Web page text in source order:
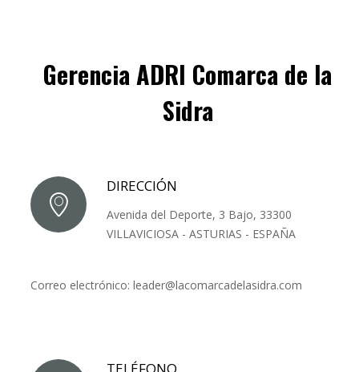
Gerencia ADRI Comarca de la
Sidra
DIRECCIÓN
Avenida del Deporte, 3 Bajo, 33300
VILLAVICIOSA - ASTURIAS - ESPAÑA
Correo electrónico: leader@lacomarcadelasidra.com
TELÉFONO